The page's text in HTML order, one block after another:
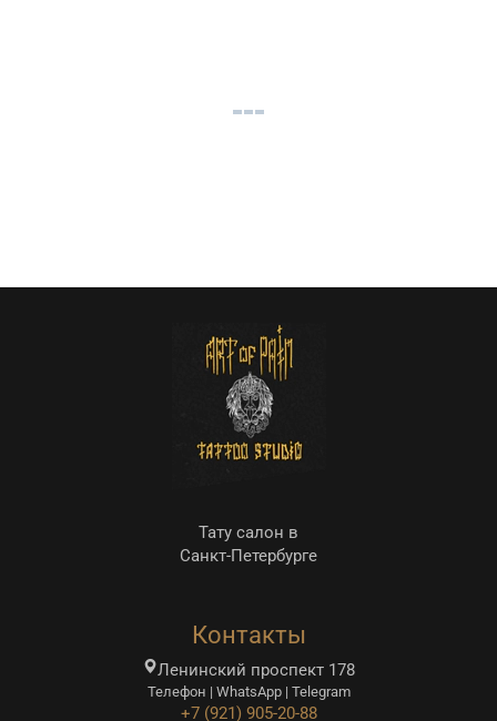
Тату салон в
Санкт-Петербурге
Контакты
Ленинский проспект 178
Телефон | WhatsApp | Telegram
+7 (921) 905-20-88